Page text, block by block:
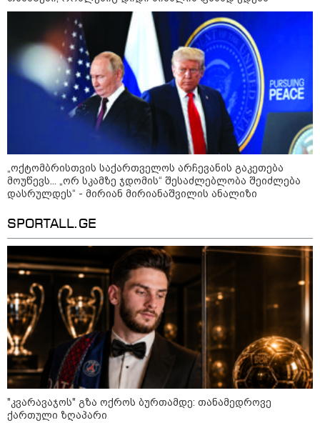
როგორ მოვამზადოთ
ვეგეტარიანული ფალაფელი
რა უნდა გავაკეთოთ პირველ
რიგში შუქის გამორთვისას: 5
მნიშვნელოვანი ნაბიჯი
დავბრუნდეთ საღამოს?
მსოფლიო
„ოქტომბრისთვის საქართველოს არჩევანის გაკეთება
მოუწევს... „ორ სკამზე ჯდომის“ შესაძლებლობა შეიძლება
დასრულდეს“ - მირიან მირიანაშვილის ანალიზი
SPORTALL.GE
"კვარავაჯოს" გზა ოქროს ბურთამდე: თანამედროვე
ქართული ზღაპარი